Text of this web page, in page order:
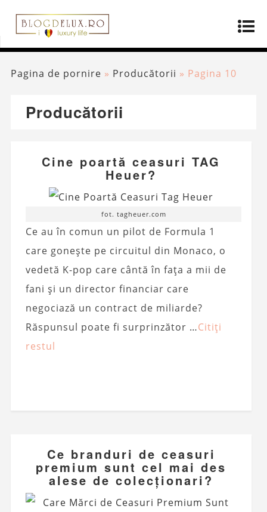
Pagina de pornire » Producătorii » Pagina 10
Producătorii
Cine poartă ceasuri TAG
Heuer?
fot. tagheuer.com
Ce au în comun un pilot de Formula 1
care gonește pe circuitul din Monaco, o
vedetă K-pop care cântă în fața a mii de
fani și un director financiar care
negociază un contract de miliarde?
Răspunsul poate fi surprinzător …Citiți
restul
Ce branduri de ceasuri
premium sunt cel mai des
alese de colecționari?